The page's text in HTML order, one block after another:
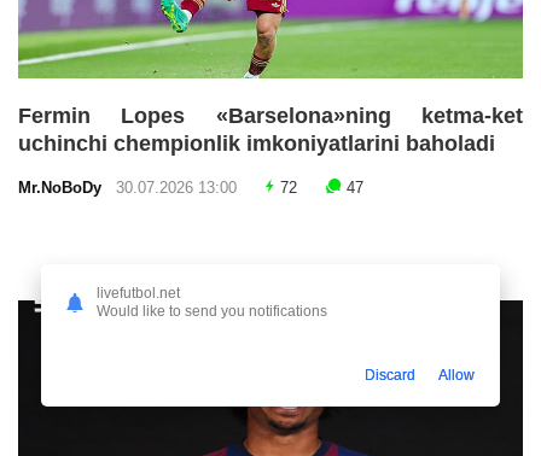
Fermin Lopes «Barselona»ning ketma-ket
uchinchi chempionlik imkoniyatlarini baholadi
Mr.NoBoDy 30.07.2026 13:00 72 47
livefutbol.net
Would like to send you notifications
Discard Allow